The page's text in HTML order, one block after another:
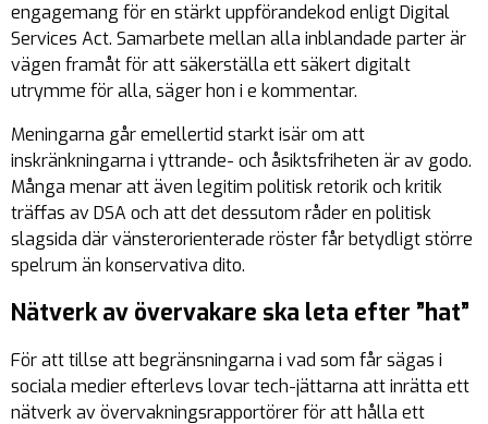
engagemang för en stärkt uppförandekod enligt Digital
Services Act. Samarbete mellan alla inblandade parter är
vägen framåt för att säkerställa ett säkert digitalt
utrymme för alla, säger hon i e kommentar.
Meningarna går emellertid starkt isär om att
inskränkningarna i yttrande- och åsiktsfriheten är av godo.
Många menar att även legitim politisk retorik och kritik
träffas av DSA och att det dessutom råder en politisk
slagsida där vänsterorienterade röster får betydligt större
spelrum än konservativa dito.
Nätverk av övervakare ska leta efter ”hat”
För att tillse att begränsningarna i vad som får sägas i
sociala medier efterlevs lovar tech-jättarna att inrätta ett
nätverk av övervakningsrapportörer för att hålla ett